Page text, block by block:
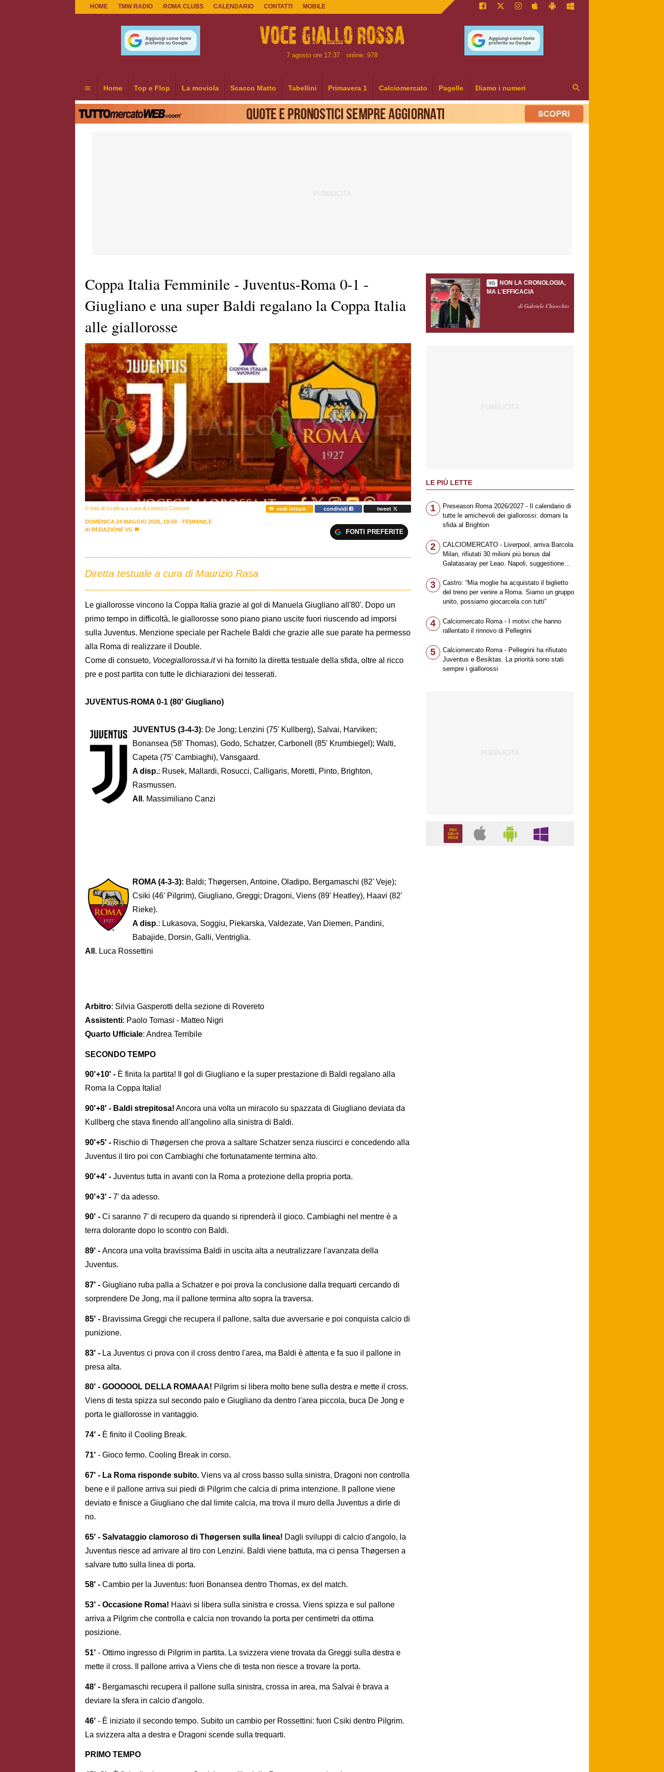
HOME TMW RADIO ROMA CLUBS CALENDARIO CONTATTI MOBILE
7 agosto ore 17:37 online: 978
Home Top e Flop La moviola Scacco Matto Tabellini Primavera 1 Calciomercato Pagelle Diamo i numeri
Coppa Italia Femminile - Juventus-Roma 0-1 -
Giugliano e una super Baldi regalano la Coppa Italia
alle giallorosse
© foto di Grafica a cura di Lorenzo Consorti vedi letture condividi tweet
DOMENICA 24 MAGGIO 2026, 19:59
FEMMINILE
di REDAZIONE VG FONTI PREFERITE
Diretta testuale a cura di Maurizio Rasa
Le giallorosse vincono la Coppa Italia grazie al gol di Manuela Giugliano all'80'. Dopo un
primo tempo in difficoltà, le giallorosse sono piano piano uscite fuori riuscendo ad imporsi
sulla Juventus. Menzione speciale per Rachele Baldi che grazie alle sue parate ha permesso
alla Roma di realizzare il Double.
Come di consueto, Vocegiallorossa.itvi ha fornito la diretta testuale della sfida, oltre al ricco
pre e post partita con tutte le dichiarazioni dei tesserati.
JUVENTUS-ROMA 0-1 (80' Giugliano)
JUVENTUS (3-4-3): De Jong; Lenzini (75' Kullberg), Salvai, Harviken;
Bonansea (58' Thomas), Godo, Schatzer, Carbonell (85' Krumbiegel); Walti,
Capeta (75' Cambiaghi), Vansgaard.
A disp.: Rusek, Mallardi, Rosucci, Calligaris, Moretti, Pinto, Brighton,
Rasmussen.
All . Massimiliano Canzi
ROMA (4-3-3): Baldi; Thøgersen, Antoine, Oladipo, Bergamaschi (82' Veje);
Csiki (46' Pilgrim), Giugliano, Greggi; Dragoni, Viens (89' Heatley), Haavi (82'
Rieke).
A disp.: Lukasova, Soggiu, Piekarska, Valdezate, Van Diemen, Pandini,
Babajide, Dorsin, Galli, Ventriglia.
All . Luca Rossettini
Arbitro: Silvia Gasperotti della sezione di Rovereto
Assistenti: Paolo Tomasi - Matteo Nigri
Quarto Ufficiale: Andrea Terribile
SECONDO TEMPO
90'+10' - È finita la partita! Il gol di Giugliano e la super prestazione di Baldi regalano alla
Roma la Coppa Italia!
90'+8' - Baldi strepitosa! Ancora una volta un miracolo su spazzata di Giugliano deviata da
Kullberg che stava finendo all'angolino alla sinistra di Baldi.
90'+5' - Rischio di Thøgersen che prova a saltare Schatzer senza riuscirci e concedendo alla
Juventus il tiro poi con Cambiaghi che fortunatamente termina alto.
90'+4' - Juventus tutta in avanti con la Roma a protezione della propria porta.
90'+3' - 7' da adesso.
90' - Ci saranno 7' di recupero da quando si riprenderà il gioco. Cambiaghi nel mentre è a
terra dolorante dopo lo scontro con Baldi.
89' - Ancora una volta bravissima Baldi in uscita alta a neutralizzare l'avanzata della
Juventus.
87' - Giugliano ruba palla a Schatzer e poi prova la conclusione dalla trequarti cercando di
sorprendere De Jong, ma il pallone termina alto sopra la traversa.
85' - Bravissima Greggi che recupera il pallone, salta due avversarie e poi conquista calcio di
punizione.
83' - La Juventus ci prova con il cross dentro l'area, ma Baldi è attenta e fa suo il pallone in
presa alta.
80' - GOOOOOL DELLA ROMAAA! Pilgrim si libera molto bene sulla destra e mette il cross.
Viens di testa spizza sul secondo palo e Giugliano da dentro l'area piccola, buca De Jong e
porta le giallorosse in vantaggio.
74' - È finito il Cooling Break.
71' - Gioco fermo. Cooling Break in corso.
67' - La Roma risponde subito. Viens va al cross basso sulla sinistra, Dragoni non controlla
bene e il pallone arriva sui piedi di Pilgrim che calcia di prima intenzione. Il pallone viene
deviato e finisce a Giugliano che dal limite calcia, ma trova il muro della Juventus a dirle di
no.
65' - Salvataggio clamoroso di Thøgersen sulla linea! Dagli sviluppi di calcio d'angolo, la
Juventus riesce ad arrivare al tiro con Lenzini. Baldi viene battuta, ma ci pensa Thøgersen a
salvare tutto sulla linea di porta.
58' - Cambio per la Juventus: fuori Bonansea dentro Thomas, ex del match.
53' - Occasione Roma! Haavi si libera sulla sinistra e crossa. Viens spizza e sul pallone
arriva a Pilgrim che controlla e calcia non trovando la porta per centimetri da ottima
posizione.
51' - Ottimo ingresso di Pilgrim in partita. La svizzera viene trovata da Greggi sulla destra e
mette il cross. Il pallone arriva a Viens che di testa non riesce a trovare la porta.
48' - Bergamaschi recupera il pallone sulla sinistra, crossa in area, ma Salvai è brava a
deviare la sfera in calcio d'angolo.
46' - È iniziato il secondo tempo. Subito un cambio per Rossettini: fuori Csiki dentro Pilgrim.
La svizzera alta a destra e Dragoni scende sulla trequarti.
PRIMO TEMPO
VG
NON LA CRONOLOGIA,
MA L'EFFICACIA
di Gabriele Chiocchio
LE PIÙ LETTE
1
Preseason Roma 2026/2027 - Il calendario di
tutte le amichevoli dei giallorossi: domani la
sfida al Brighton
2
CALCIOMERCATO - Liverpool, arriva Barcola.
Milan, rifiutati 30 milioni più bonus dal
Galatasaray per Leao. Napoli, suggestione
Mastantuono
3
Castro: “Mia moglie ha acquistato il biglietto
del treno per venire a Roma. Siamo un gruppo
unito, possiamo giocarcela con tutti”
4
Calciomercato Roma - I motivi che hanno
rallentato il rinnovo di Pellegrini
5
Calciomercato Roma - Pellegrini ha rifiutato
Juventus e Besiktas. La priorità sono stati
sempre i giallorossi